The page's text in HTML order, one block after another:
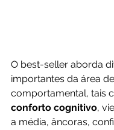
O best-seller aborda
importantes da área
comportamental, tais
conforto cognitivo,
a média, âncoras,